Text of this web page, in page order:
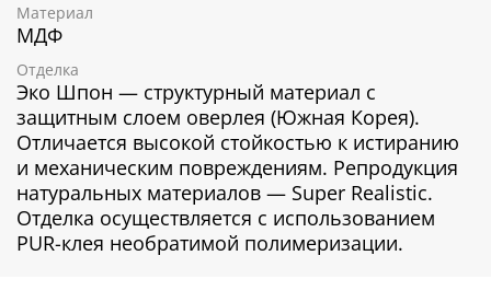
Материал
МДФ
Отделка
Эко Шпон — структурный материал с
защитным слоем оверлея (Южная Корея).
Отличается высокой стойкостью к истиранию
и механическим повреждениям. Репродукция
натуральных материалов — Super Realistic.
Отделка осуществляется с использованием
PUR-клея необратимой полимеризации.